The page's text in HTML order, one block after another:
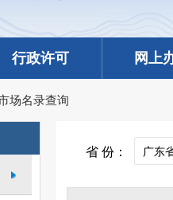
行政许可 网上
场名录查询
省 份：